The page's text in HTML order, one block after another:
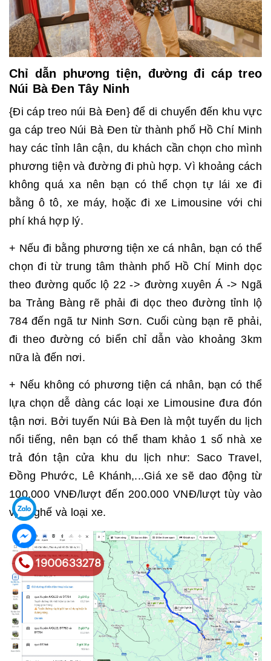
Chỉ dẫn phương tiện, đường đi cáp treo
Núi Bà Đen Tây Ninh
{Đi cáp treo núi Bà Đen} để di chuyển đến khu vực
ga cáp treo Núi Bà Đen từ thành phố Hồ Chí Minh
hay các tỉnh lân cận, du khách cần chọn cho mình
phương tiện và đường đi phù hợp. Vì khoảng cách
không quá xa nên bạn có thể chọn tự lái xe đi
bằng ô tô, xe máy, hoặc đi xe Limousine với chi
phí khá hợp lý.
+ Nếu đi bằng phương tiện xe cá nhân, bạn có thể
chọn đi từ trung tâm thành phố Hồ Chí Minh dọc
theo đường quốc lộ 22 -> đường xuyên Á -> Ngã
ba Trảng Bàng rẽ phải đi dọc theo đường tỉnh lộ
784 đến ngã tư Ninh Sơn. Cuối cùng bạn rẽ phải,
đi theo đường có biển chỉ dẫn vào khoảng 3km
nữa là đến nơi.
+ Nếu không có phương tiện cá nhân, bạn có thể
lựa chọn dễ dàng các loại xe Limousine đưa đón
tận nơi. Bởi tuyến Núi Bà Đen là một tuyến du lịch
nổi tiếng, nên bạn có thể tham khảo 1 số nhà xe
trả đón tận cửa khu du lịch như: Saco Travel,
Đồng Phước, Lê Khánh,...Giá xe sẽ dao động từ
100.000 VNĐ/lượt đến 200.000 VNĐ/lượt tùy vào
vị trí ghế và loại xe.
1900633278